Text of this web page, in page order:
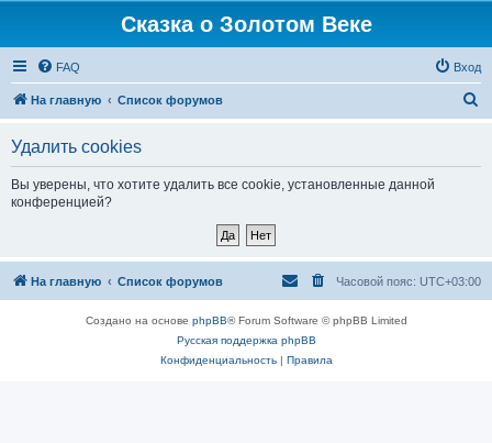
Сказка о Золотом Веке
FAQ Вход
На главную Список форумов
Удалить cookies
Вы уверены, что хотите удалить все cookie, установленные данной
конференцией?
На главную Список форумов Часовой пояс: UTC+03:00
Создано на основе phpBB® Forum Software © phpBB Limited
Русская поддержка phpBB
Конфиденциальность| Правила